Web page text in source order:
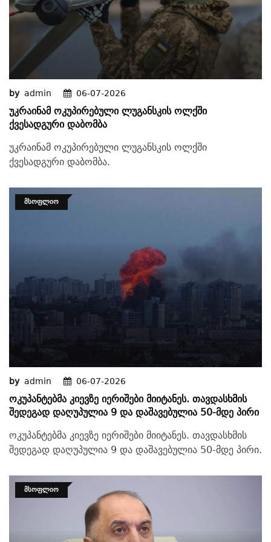
by admin 06-07-2026
Უკრაინამ Ოკუპირებული Ლუგანსკის Ოლქში
Ქვესადგური Დაბომბა
უკრაინამ ოკუპირებული ლუგანსკის ოლქში
ქვესადგური დაბომბა.
ᲛᲡᲝᲤᲚᲘᲝ
by admin 06-07-2026
Ოკუპანტებმა Კიევზე Იერიშები Მიიტანეს. Თავდასხმის
Შედეგად Დაღუპულია 9 Და Დაშავებულია 50-Მდე Პირი
ოკუპანტებმა კიევზე იერიშები მიიტანეს. თავდასხმის
შედეგად დაღუპულია 9 და დაშავებულია 50-მდე პირი.
ᲛᲡᲝᲤᲚᲘᲝ